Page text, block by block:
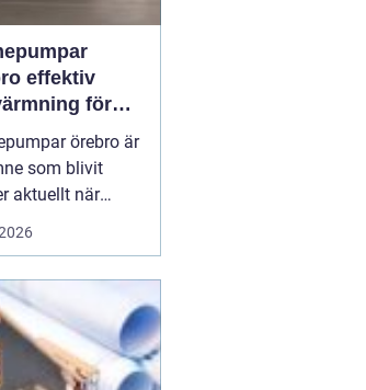
för
fastigheter
örebro är
som blivit
aktuellt när
stiger och
sänka sina
som
minskar.
villaägare och
i